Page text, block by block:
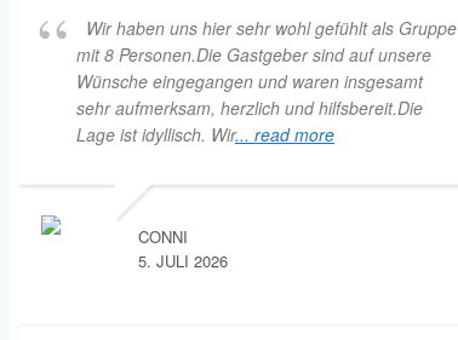
Wir haben uns hier sehr wohl gefühlt als Gruppe
mit 8 Personen.Die Gastgeber sind auf unsere
Wünsche eingegangen und waren insgesamt
sehr aufmerksam, herzlich und hilfsbereit.Die
Lage ist idyllisch. Wir... read more
CONNI
5. JULI 2026